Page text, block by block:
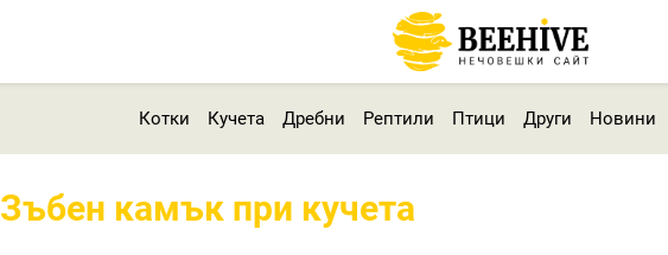
Котки Кучета Дребни Рептили Птици Други Новини
Зъбен камък при кучета